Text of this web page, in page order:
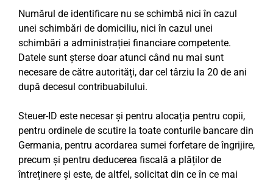
Numărul de identificare nu se schimbă nici în cazul
unei schimbări de domiciliu, nici în cazul unei
schimbări a administrației financiare competente.
Datele sunt șterse doar atunci când nu mai sunt
necesare de către autorități, dar cel târziu la 20 de ani
după decesul contribuabilului.
Steuer-ID este necesar și pentru alocația pentru copii,
pentru ordinele de scutire la toate conturile bancare din
Germania, pentru acordarea sumei forfetare de îngrijire,
precum și pentru deducerea fiscală a plăților de
întreținere și este, de altfel, solicitat din ce în ce mai